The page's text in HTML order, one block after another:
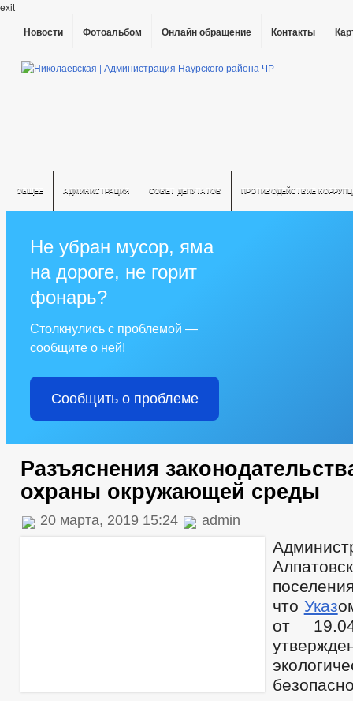
exit
Новости Фотоальбом Онлайн обращение Контакты
ОБЩЕЕ АДМИНИСТРАЦИЯ СОВЕТ ДЕПУТАТОВ ПРОТИВОДЕЙСТВИЕ
Не убран мусор, яма
на дороге, не горит
фонарь?
Столкнулись с проблемой —
сообщите о ней!
Сообщить о проблеме
Разъяснения
охраны окружающей среды
20 марта, 2019 15:24 admin
что Указ
от